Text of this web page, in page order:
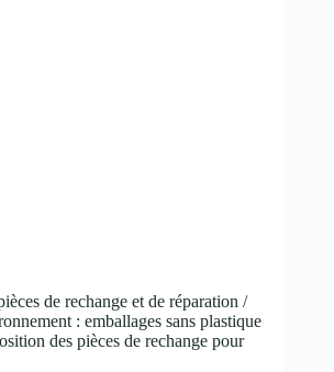
de rechange et de réparation /
: emballages sans plastique
des pièces de rechange pour